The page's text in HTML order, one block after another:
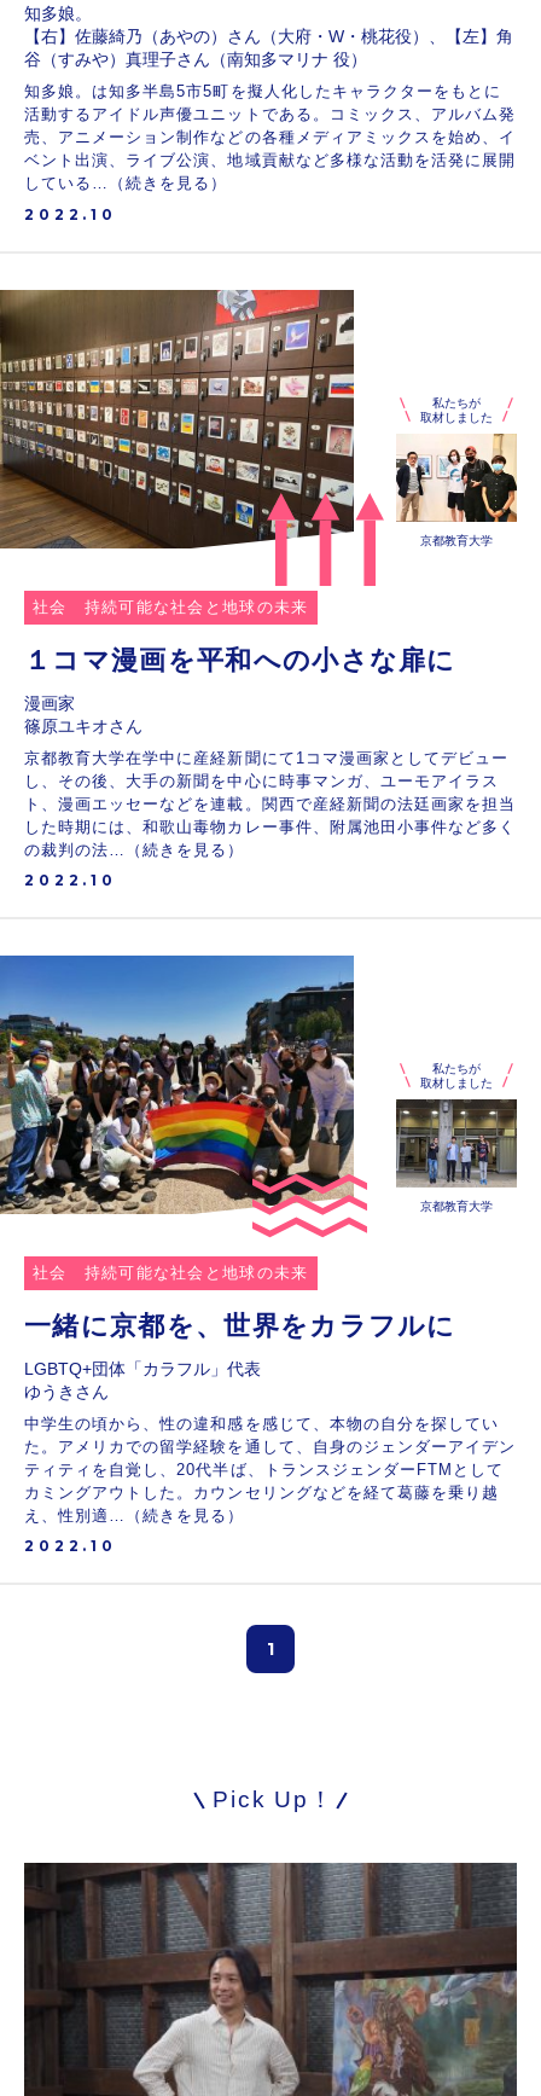
知多娘。
【右】佐藤綺乃（あやの）さん（大府・W・桃花役）、【左】角
谷（すみや）真理子さん（南知多マリナ 役）
知多娘。は知多半島5市5町を擬人化したキャラクターをもとに
活動するアイドル声優ユニットである。コミックス、アルバム発
売、アニメーション制作などの各種メディアミックスを始め、イ
ベント出演、ライブ公演、地域貢献など多様な活動を活発に展開
している…（続きを見る）
2022.10
社会 持続可能な社会と地球の未来
１コマ漫画を平和への小さな扉に
漫画家
篠原ユキオさん
京都教育大学在学中に産経新聞にて1コマ漫画家としてデビュー
し、その後、大手の新聞を中心に時事マンガ、ユーモアイラス
ト、漫画エッセーなどを連載。関西で産経新聞の法廷画家を担当
した時期には、和歌山毒物カレー事件、附属池田小事件など多く
の裁判の法…（続きを見る）
2022.10
私たちが
取材しました
京都教育大学
社会 持続可能な社会と地球の未来
一緒に京都を、世界をカラフルに
LGBTQ+団体「カラフル」代表
ゆうきさん
中学生の頃から、性の違和感を感じて、本物の自分を探してい
た。アメリカでの留学経験を通して、自身のジェンダーアイデン
ティティを自覚し、20代半ば、トランスジェンダーFTMとして
カミングアウトした。カウンセリングなどを経て葛藤を乗り越
え、性別適…（続きを見る）
2022.10
私たちが
取材しました
京都教育大学
1
Pick Up！